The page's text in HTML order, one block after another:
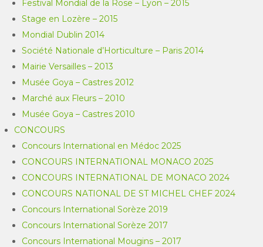
Festival Mondial de la Rose – Lyon – 2015
Stage en Lozère – 2015
Mondial Dublin 2014
Société Nationale d’Horticulture – Paris 2014
Mairie Versailles – 2013
Musée Goya – Castres 2012
Marché aux Fleurs – 2010
Musée Goya – Castres 2010
CONCOURS
Concours International en Médoc 2025
CONCOURS INTERNATIONAL MONACO 2025
CONCOURS INTERNATIONAL DE MONACO 2024
CONCOURS NATIONAL DE ST MICHEL CHEF 2024
Concours International Sorèze 2019
Concours International Sorèze 2017
Concours International Mougins – 2017